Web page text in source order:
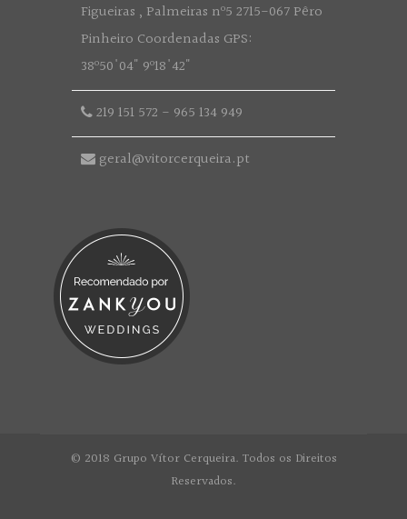
Figueiras , Palmeiras nº5 2715-067 Pêro
Pinheiro Coordenadas GPS:
38º50'04" 9º18'42"
219 151 572 - 965 134 949
geral@vitorcerqueira.pt
© 2018 Grupo Vítor Cerqueira. Todos os Direitos
Reservados.